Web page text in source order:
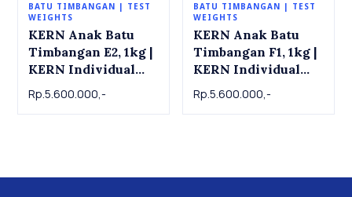
BATU TIMBANGAN | TEST
WEIGHTS
KERN Anak Batu
Timbangan E2, 1kg |
KERN Individual
weight 316-11 ,
OIML Class E2, 1 kg
Rp.5.600.000,-
BATU TIMBANGAN | TEST
WEIGHTS
KERN Anak Batu
Timbangan F1, 1kg |
KERN Individual
weight 326-11 ,
OIML Class F1, 1 kg
Rp.5.600.000,-